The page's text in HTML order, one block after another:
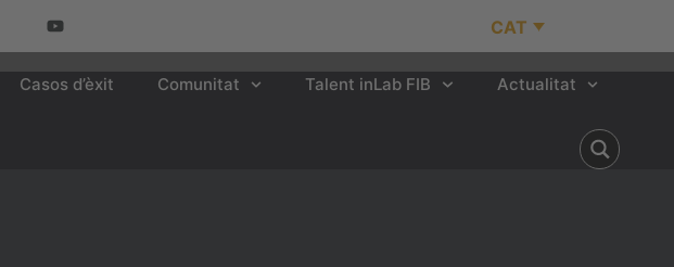
CAT
Casos d’èxit Comunitat Talent inLab FIB Actualitat